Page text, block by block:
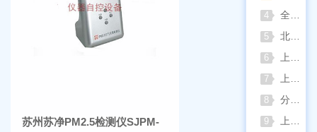
苏州苏净PM2.5检测仪SJPM-
4 全自动凯氏定氮仪测定焦炭中氮 上海纤检助力焦化行业精准检测
5 北京六一电泳仪完整选型指南（分电泳槽 + 电源两大模块，按实验场景直接匹配）
6 上海仪电吸光光度法和荧光分析法的异同
7 上海佑科GC-7860系列网络化气相色谱仪
8 分清生物安全柜与洁净工作台 苏州安泰科普两类设备差异
9 上海申安灭菌器外排、内排与干燥功能全解析